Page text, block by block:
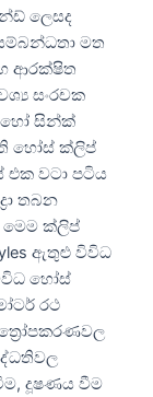
ලෙසද
මත
ආරක්ෂිත
සංරචක
හෝ සින්ක්
හෝස් ක්ලිප්
වටා පටිය
තබන
ක්ලිප්
ඇතුළු විවිධ
හෝස්
රථ
දූෂණය වීම